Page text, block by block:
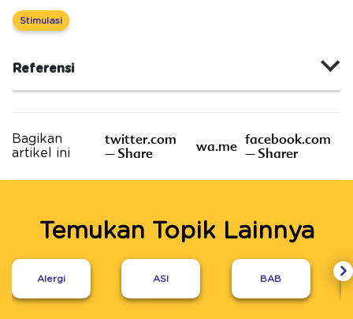
Stimulasi
Referensi
Bagikan
artikel ini
twitter.com
– Share
wa.me facebook.com
– Sharer
Temukan Topik Lainnya
Alergi ASI BAB